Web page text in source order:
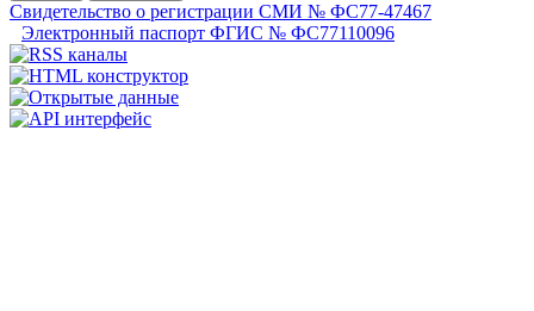
Свидетельство о регистрации СМИ № ФС77-47467
Электронный паспорт ФГИС № ФС77110096